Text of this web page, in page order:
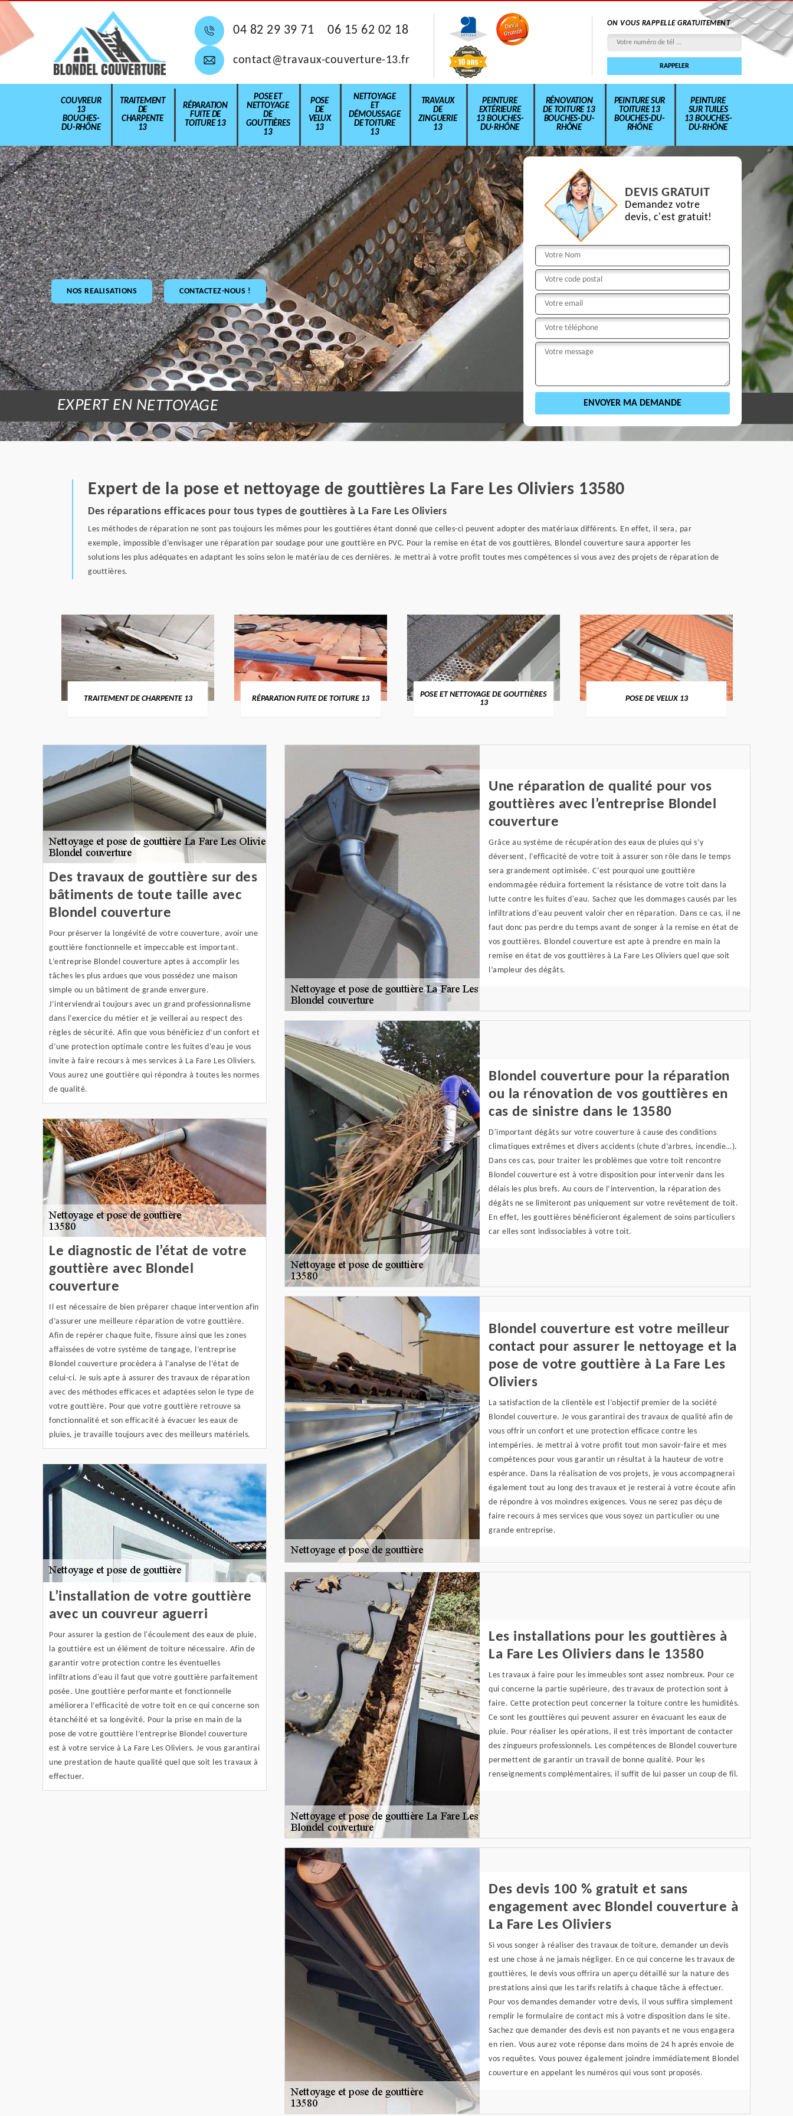
04 82 29 39 71 06 15 62 02 18
contact@travaux-couverture-13.fr
ON VOUS RAPPELLE GRATUITEMENT
COUVREUR
13
BOUCHES-
DU-RHÔNE
TRAITEMENT
DE
CHARPENTE
13
RÉPARATION
FUITE DE
TOITURE 13
POSE ET
NETTOYAGE
DE
GOUTTIÈRES
13
POSE
DE
VELUX
13
NETTOYAGE
ET
DÉMOUSSAGE
DE TOITURE
13
TRAVAUX
DE
ZINGUERIE
13
PEINTURE
EXTÉRIEURE
13 BOUCHES-
DU-RHÔNE
RÉNOVATION
DE TOITURE 13
BOUCHES-DU-
RHÔNE
PEINTURE SUR
TOITURE 13
BOUCHES-DU-
RHÔNE
PEINTURE
SUR TUILES
13 BOUCHES-
DU-RHÔNE
NOS REALISATIONS CONTACTEZ-NOUS !
DEVIS GRATUIT
Demandez votre
devis, c'est gratuit!
EXPERT EN NETTOYAGE
Expert de la pose et nettoyage de gouttières La Fare Les Oliviers 13580
Des réparations efficaces pour tous types de gouttières à La Fare Les Oliviers
Les méthodes de réparation ne sont pas toujours les mêmes pour les gouttières étant donné que celles-ci peuvent adopter des matériaux différents. En effet, il sera, par
exemple, impossible d’envisager une réparation par soudage pour une gouttière en PVC. Pour la remise en état de vos gouttières, Blondel couverture saura apporter les
solutions les plus adéquates en adaptant les soins selon le matériau de ces dernières. Je mettrai à votre profit toutes mes compétences si vous avez des projets de réparation de
gouttières.
TRAITEMENT DE CHARPENTE 13 RÉPARATION FUITE DE TOITURE 13
POSE ET NETTOYAGE DE GOUTTIÈRES
13
POSE DE VELUX 13
Des travaux de gouttière sur des
bâtiments de toute taille avec
Blondel couverture
Pour préserver la longévité de votre couverture, avoir une
gouttière fonctionnelle et impeccable est important.
L’entreprise Blondel couverture aptes à accomplir les
tâches les plus ardues que vous possédez une maison
simple ou un bâtiment de grande envergure.
J’interviendrai toujours avec un grand professionnalisme
dans l’exercice du métier et je veillerai au respect des
règles de sécurité. Afin que vous bénéficiez d’un confort et
d’une protection optimale contre les fuites d’eau je vous
invite à faire recours à mes services à La Fare Les Oliviers.
Vous aurez une gouttière qui répondra à toutes les normes
de qualité.
Le diagnostic de l’état de votre
gouttière avec Blondel
couverture
Il est nécessaire de bien préparer chaque intervention afin
d’assurer une meilleure réparation de votre gouttière.
Afin de repérer chaque fuite, fissure ainsi que les zones
affaissées de votre système de tangage, l’entreprise
Blondel couverture procèdera à l’analyse de l’état de
celui-ci. Je suis apte à assurer des travaux de réparation
avec des méthodes efficaces et adaptées selon le type de
votre gouttière. Pour que votre gouttière retrouve sa
fonctionnalité et son efficacité à évacuer les eaux de
pluies, je travaille toujours avec des meilleurs matériels.
L’installation de votre gouttière
avec un couvreur aguerri
Pour assurer la gestion de l'écoulement des eaux de pluie,
la gouttière est un élément de toiture nécessaire. Afin de
garantir votre protection contre les éventuelles
infiltrations d'eau il faut que votre gouttière parfaitement
posée. Une gouttière performante et fonctionnelle
améliorera l’efficacité de votre toit en ce qui concerne son
étanchéité et sa longévité. Pour la prise en main de la
pose de votre gouttière l’entreprise Blondel couverture
est à votre service à La Fare Les Oliviers. Je vous garantirai
une prestation de haute qualité quel que soit les travaux à
effectuer.
Une réparation de qualité pour vos
gouttières avec l’entreprise Blondel
couverture
Grâce au système de récupération des eaux de pluies qui s’y
déversent, l’efficacité de votre toit à assurer son rôle dans le temps
sera grandement optimisée. C’est pourquoi une gouttière
endommagée réduira fortement la résistance de votre toit dans la
lutte contre les fuites d'eau. Sachez que les dommages causés par les
infiltrations d'eau peuvent valoir cher en réparation. Dans ce cas, il ne
faut donc pas perdre du temps avant de songer à la remise en état de
vos gouttières. Blondel couverture est apte à prendre en main la
remise en état de vos gouttières à La Fare Les Oliviers quel que soit
l’ampleur des dégâts.
Blondel couverture pour la réparation
ou la rénovation de vos gouttières en
cas de sinistre dans le 13580
D'important dégâts sur votre couverture à cause des conditions
climatiques extrêmes et divers accidents (chute d’arbres, incendie…).
Dans ces cas, pour traiter les problèmes que votre toit rencontre
Blondel couverture est à votre disposition pour intervenir dans les
délais les plus brefs. Au cours de l’intervention, la réparation des
dégâts ne se limiteront pas uniquement sur votre revêtement de toit.
En effet, les gouttières bénéficieront également de soins particuliers
car elles sont indissociables à votre toit.
Blondel couverture est votre meilleur
contact pour assurer le nettoyage et la
pose de votre gouttière à La Fare Les
Oliviers
La satisfaction de la clientèle est l’objectif premier de la société
Blondel couverture. Je vous garantirai des travaux de qualité afin de
vous offrir un confort et une protection efficace contre les
intempéries. Je mettrai à votre profit tout mon savoir-faire et mes
compétences pour vous garantir un résultat à la hauteur de votre
espérance. Dans la réalisation de vos projets, je vous accompagnerai
également tout au long des travaux et je resterai à votre écoute afin
de répondre à vos moindres exigences. Vous ne serez pas déçu de
faire recours à mes services que vous soyez un particulier ou une
grande entreprise.
Les installations pour les gouttières à
La Fare Les Oliviers dans le 13580
Les travaux à faire pour les immeubles sont assez nombreux. Pour ce
qui concerne la partie supérieure, des travaux de protection sont à
faire. Cette protection peut concerner la toiture contre les humidités.
Ce sont les gouttières qui peuvent assurer en évacuant les eaux de
pluie. Pour réaliser les opérations, il est très important de contacter
des zingueurs professionnels. Les compétences de Blondel couverture
permettent de garantir un travail de bonne qualité. Pour les
renseignements complémentaires, il suffit de lui passer un coup de fil.
Des devis 100 % gratuit et sans
engagement avec Blondel couverture à
La Fare Les Oliviers
Si vous songer à réaliser des travaux de toiture, demander un devis
est une chose à ne jamais négliger. En ce qui concerne les travaux de
gouttières, le devis vous offrira un aperçu détaillé sur la nature des
prestations ainsi que les tarifs relatifs à chaque tâche à effectuer.
Pour vos demandes demander votre devis, il vous suffira simplement
remplir le formulaire de contact mis à votre disposition dans le site.
Sachez que demander des devis est non payants et ne vous engagera
en rien. Vous aurez vote réponse dans moins de 24 h après envoie de
vos requêtes. Vous pouvez également joindre immédiatement Blondel
couverture en appelant les numéros qui vous sont proposés.